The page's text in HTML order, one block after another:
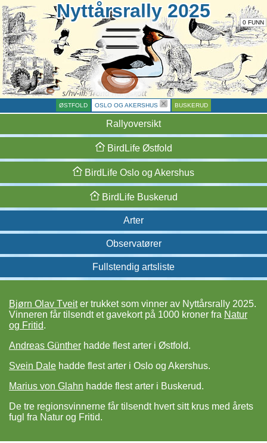
0 FUNN
Nyttårsrally 2025
ØSTFOLD OSLO OG AKERSHUS BUSKERUD
Rallyoversikt
BirdLifeØstfold
BirdLife Oslo og Akershus
BirdLifeBuskerud
Arter
Observatører
Fullstendig artsliste
Bjørn Olav Tveiter trukket som vinner av Nyttårsrally 2025.
Vinneren får til­sendt et gave­kort på 1000 kroner fra Natur
og Fritid.
Andreas Günther hadde flest arter i Østfold.
Svein Dale hadde flest arter i Oslo og Akershus.
Marius von Glahn hadde flest arter i Buskerud.
De tre regionsvinnerne får tilsendt hvert sitt krus med årets
fugl fra Natur og Fritid.